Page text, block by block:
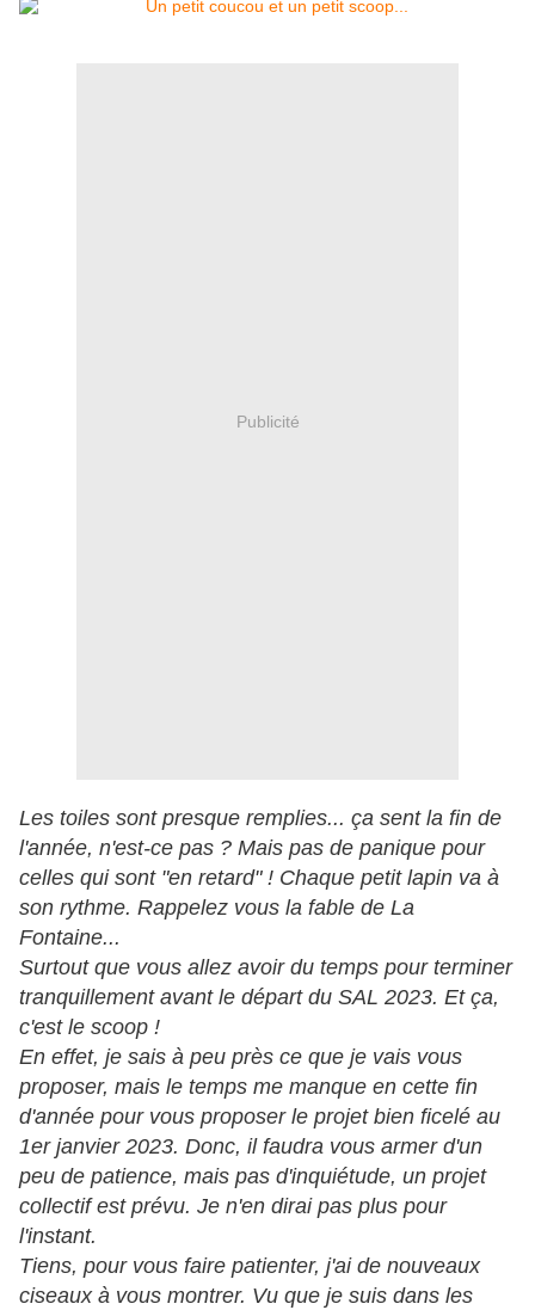
Publicité
Les toiles sont presque remplies... ça sent la fin de
l'année, n'est-ce pas ? Mais pas de panique pour
celles qui sont "en retard" ! Chaque petit lapin va à
son rythme. Rappelez vous la fable de La
Fontaine...
Surtout que vous allez avoir du temps pour terminer
tranquillement avant le départ du SAL 2023. Et ça,
c'est le scoop !
En effet, je sais à peu près ce que je vais vous
proposer, mais le temps me manque en cette fin
d'année pour vous proposer le projet bien ficelé au
1er janvier 2023. Donc, il faudra vous armer d'un
peu de patience, mais pas d'inquiétude, un projet
collectif est prévu. Je n'en dirai pas plus pour
l'instant.
Tiens, pour vous faire patienter, j'ai de nouveaux
ciseaux à vous montrer. Vu que je suis dans les